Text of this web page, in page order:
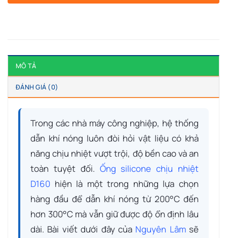
MÔ TẢ
ĐÁNH GIÁ (0)
Trong các nhà máy công nghiệp, hệ thống
dẫn khí nóng luôn đòi hỏi vật liệu có khả
năng chịu nhiệt vượt trội, độ bền cao và an
toàn tuyệt đối. Ống silicone chịu nhiệt
D160 hiện là một trong những lựa chọn
hàng đầu để dẫn khí nóng từ 200°C đến
hơn 300°C mà vẫn giữ được độ ổn định lâu
dài. Bài viết dưới đây của Nguyên Lâmsẽ